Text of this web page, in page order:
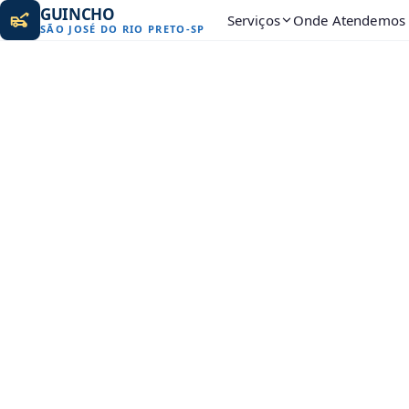
GUINCHO
SÃO JOSÉ DO RIO PRETO -SP Serviços Onde Atendemos